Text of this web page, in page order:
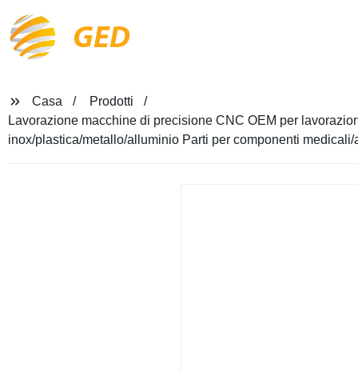
GED
Casa
Prodotti
Lavorazione macchine di precisione CNC OEM per
inox/plastica/metallo/alluminio Parti per componenti